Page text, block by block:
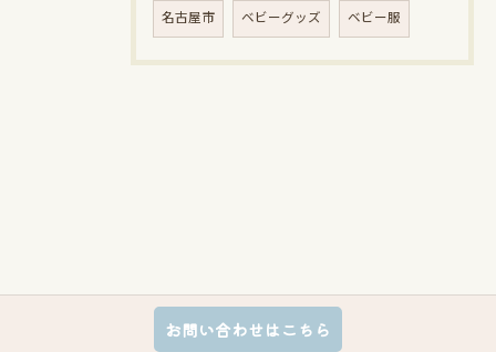
名古屋市 ベビーグッズ ベビー服
お問い合わせはこちら